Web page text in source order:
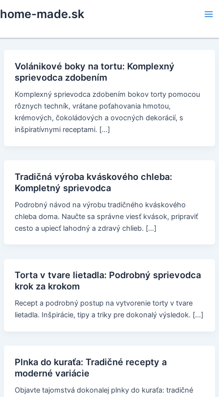
to
home-made.sk
Volánikové boky na tortu: Komplexný
sprievodca zdobením
Komplexný sprievodca zdobením bokov torty pomocou
rôznych techník, vrátane poťahovania hmotou,
krémových, čokoládových a ovocných dekorácií, s
inšpiratívnymi receptami. […]
Tradičná výroba kváskového chleba:
Kompletný sprievodca
Podrobný návod na výrobu tradičného kváskového
chleba doma. Naučte sa správne viesť kvások, pripraviť
cesto a upiecť lahodný a zdravý chlieb. […]
Torta v tvare lietadla: Podrobný sprievodca
krok za krokom
Recept a podrobný postup na vytvorenie torty v tvare
lietadla. Inšpirácie, tipy a triky pre dokonalý výsledok. […]
Plnka do kuraťa: Tradičné recepty a
moderné variácie
Objavte tajomstvá dokonalej plnky do kuraťa: tradičné